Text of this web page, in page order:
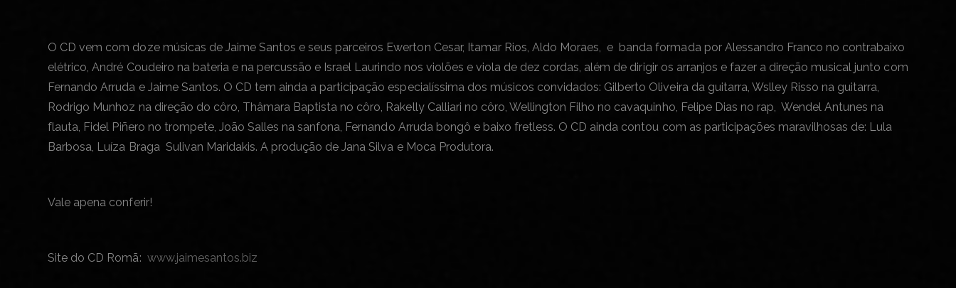
O CD vem com doze músicas de Jaime Santos e seus parceiros Ewerton Cesar, Itamar Rios, Aldo Moraes, e banda formada por Alessandro Franco no contrabaixo
elétrico, André Coudeiro na bateria e na percussão e Israel Laurindo nos violões e viola de dez cordas, além de dirigir os arranjos e fazer a direção musical junto com
Fernando Arruda e Jaime Santos. O CD tem ainda a participação especialíssima dos músicos convidados: Gilberto Oliveira da guitarra, Wslley Risso na guitarra,
Rodrigo Munhoz na direção do côro, Thâmara Baptista no côro, Rakelly Calliari no côro, Wellington Filho no cavaquinho, Felipe Dias no rap, Wendel Antunes na
flauta, Fidel Piñero no trompete, João Salles na sanfona, Fernando Arruda bongô e baixo fretless. O CD ainda contou com as participações maravilhosas de: Lula
Barbosa, Luíza Braga Sulivan Maridakis. A produção de Jana Silva e Moca Produtora.
Vale apena conferir!
Site do CD Romã: www.jaimesantos.biz